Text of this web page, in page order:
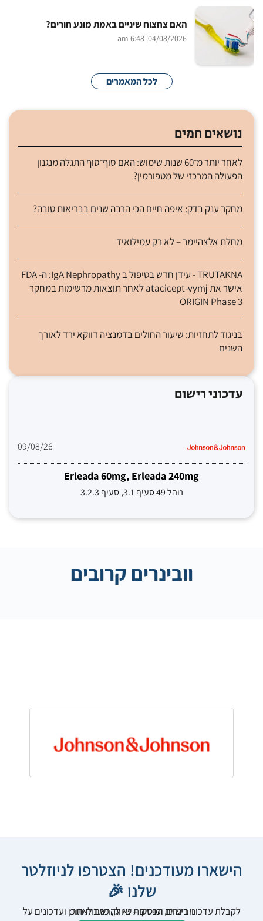
האם צחצוח שיניים באמת מונע חורים?
04/08/2026
| 6:48 am
לכל המאמרים
נושאים חמים
לאחר יותר מ־60 שנות שימוש: האם סוף־סוף התגלה מנגנון
הפעולה המרכזי של מטפורמין?
מחקר ענק בדק: איפה חיים הכי הרבה שנים בבריאות טובה?
מחלת אלצהיימר – לא רק עמילואיד
TRUTAKNA - עידן חדש בטיפול ב IgA Nephropathy: ה- FDA
אישר את atacicept-vymj לאחר תוצאות מרשימות במחקר
ORIGIN Phase 3
בניגוד לתחזיות: שיעור החולים בדמנציה דווקא ירד לאורך
השנים
עדכוני רישום
09/08/26
Erleada 60mg, Erleada 240mg
נוהל 49 סעיף 3.1, סעיף 3.2.3
וובינרים קרובים
הישארו מעודכנים! הצטרפו לניוזלטר
שלנו 🎉
לקבלת עדכוני רישום, הפסקות שיווק, כתבות תוכן ועדכונים על וובינרים וכנסים – נא להרשם לאתר: